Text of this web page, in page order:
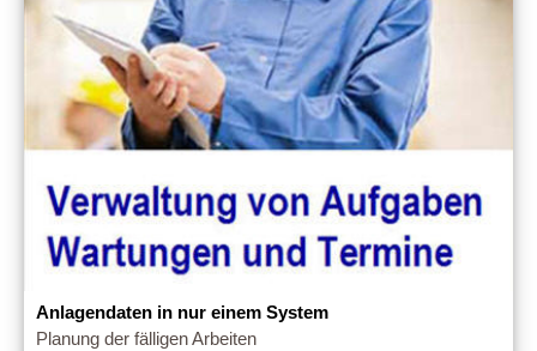
Anlagendaten in nur einem System
Planung der fälligen Arbeiten